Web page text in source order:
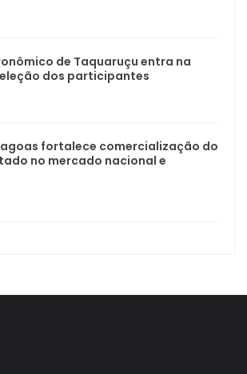
de Taquaruçu entra na
dos participantes
fortalece comercialização do
no mercado nacional e